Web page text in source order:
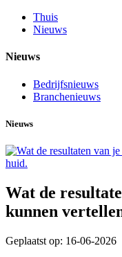
Thuis
Nieuws
Nieuws
Bedrijfsnieuws
Branchenieuws
Nieuws
Wat de
kunnen
Geplaatst op: 16-06-2026